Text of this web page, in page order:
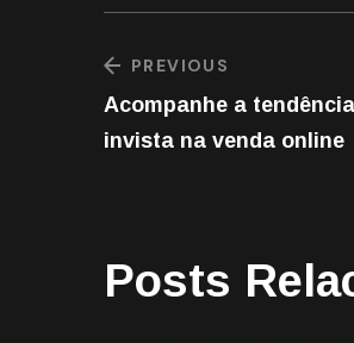
PREVIOUS
Acompanhe a
invista na venda online
Posts